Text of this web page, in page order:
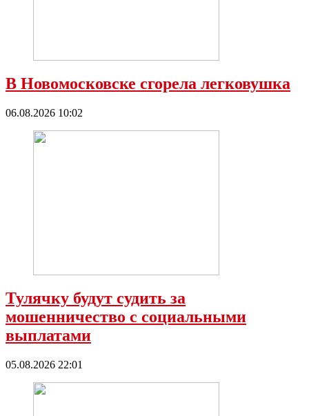
В Новомосковске сгорела легковушка
06.08.2026 10:02
Тулячку будут судить за
мошенничество с социальными
выплатами
05.08.2026 22:01